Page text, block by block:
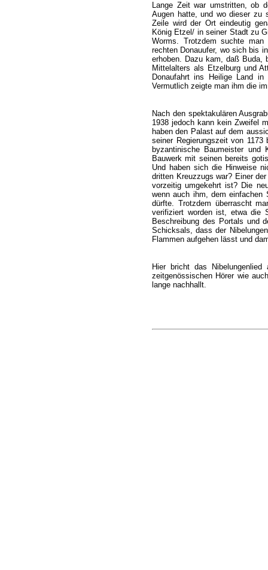
Lange Zeit war umstritten, ob
Augen hatte, und wo dieser zu
Zeile wird der Ort eindeutig
König Etzel/ in seiner Stadt zu
Worms. Trotzdem suchte
rechten Donauufer, wo sich bis
erhoben. Dazu kam, daß Buda,
Mittelalters als Etzelburg und
Donaufahrt ins Heilige Land
Vermutlich zeigte man ihm die
Nach den spektakulären
1938 jedoch kann kein Zweifel
haben den Palast auf dem
seiner Regierungszeit von
byzantinische Baumeister
Bauwerk mit seinen bereits
Und haben sich die Hinweise
dritten Kreuzzugs war? Einer
vorzeitig umgekehrt ist? Die
wenn auch ihm, dem einfachen
dürfte. Trotzdem überrascht
verifiziert worden ist, etwa die
Beschreibung des Portals und
Schicksals, dass der
Flammen aufgehen lässt und
Hier bricht das
zeitgenössischen Hörer wie
lange nachhallt.